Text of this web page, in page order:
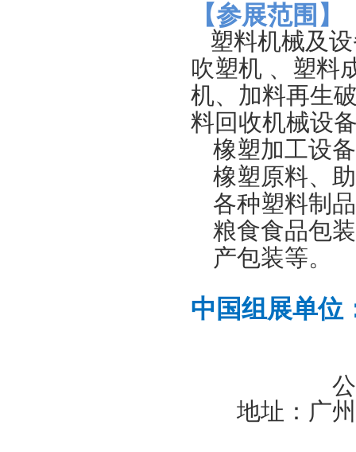
【参展范围】
塑料机械及
吹塑机 、塑料
机、加料再生
料回收机械设
橡塑加工设
橡塑原料、
各种塑料制
粮食食品包
产包装等。
中国组展单位
地址：广